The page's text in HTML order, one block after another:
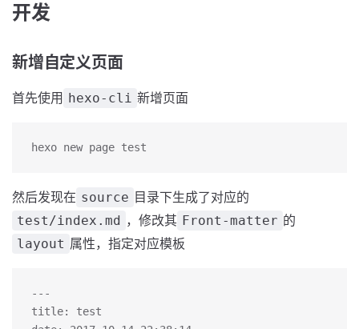
开发
新增自定义页面
首先使用 hexo-cli 新增页面
hexo new page test
然后发现在 source 目录下生成了对应的
test/index.md ，修改其 Front-matter 的
layout 属性，指定对应模板
---
title: test